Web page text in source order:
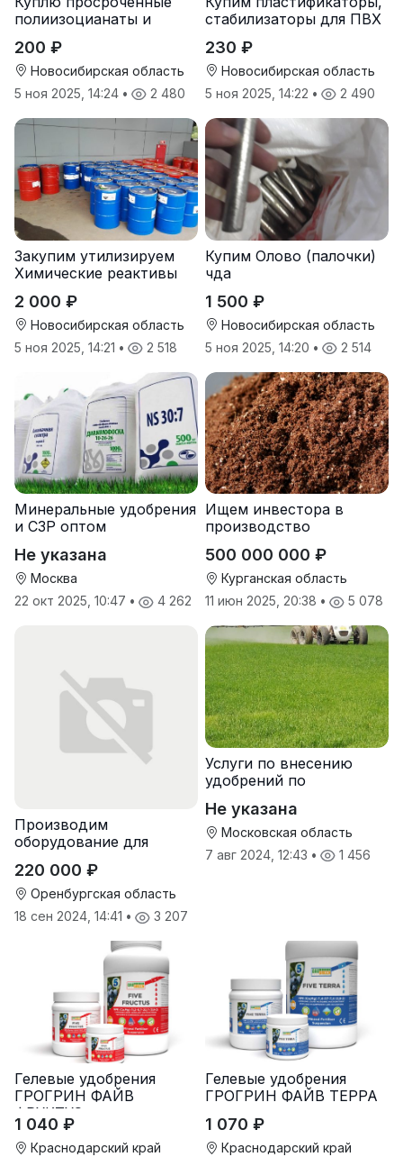
полиизоцианаты и
200 ₽
Новосибирская область
5 ноя 2025, 14:24 • 2 480
стабилизаторы для ПВХ
230 ₽
Новосибирская область
5 ноя 2025, 14:22 • 2 490
Закупим утилизируем
Химические реактивы
2 000 ₽
Новосибирская область
5 ноя 2025, 14:21 • 2 518
Купим Олово (палочки)
чда
1 500 ₽
Новосибирская область
5 ноя 2025, 14:20 • 2 514
Минеральные удобрения
и СЗР оптом
Не указана
Москва
22 окт 2025, 10:47 • 4 262
Ищем инвестора в
производство
почвоулучшителей
500 000 000 ₽
Курганская область
11 июн 2025, 20:38 • 5 078
Производим
оборудование для
220 000 ₽
Оренбургская область
18 сен 2024, 14:41 • 3 207
Услуги по внесению
удобрений по
грунту, услуги по
опрыскиванию полей,
услуги пневмо
Не указана
Московская область
7 авг 2024, 12:43 • 1 456
Гелевые удобрения
ГРОГРИН ФАЙВ
ФРУКТУС
1 040 ₽
Краснодарский край
Гелевые удобрения
ГРОГРИН ФАЙВ ТЕРРА
1 070 ₽
Краснодарский край